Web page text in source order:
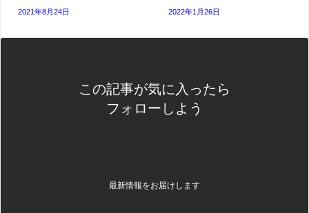
2021年8月24日 2022年1月26日
この記事が気に入ったら
フォローしよう
最新情報をお届けします